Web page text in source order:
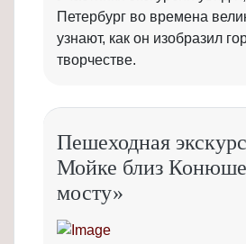
Петербург во времена
узнают, как он изобразил
творчестве.
Пешеходная
Мойке близ
мосту»